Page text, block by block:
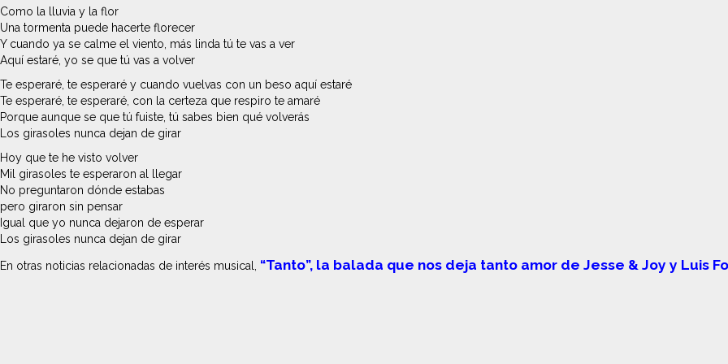
Como la lluvia y la flor
Una tormenta puede hacerte florecer
Y cuando ya se calme el viento, más linda tú te vas a ver
Aquí estaré, yo se que tú vas a volver
Te esperaré, te esperaré y cuando vuelvas con un beso aquí estaré
Te esperaré, te esperaré, con la certeza que respiro te amaré
Porque aunque se que tú fuiste, tú sabes bien qué volverás
Los girasoles nunca dejan de girar
Hoy que te he visto volver
Mil girasoles te esperaron al llegar
No preguntaron dónde estabas
pero giraron sin pensar
Igual que yo nunca dejaron de esperar
Los girasoles nunca dejan de girar
En otras noticias relacionadas de interés musical, “Tanto”, la balada que nos deja tanto amor de Jesse & Joy y Luis